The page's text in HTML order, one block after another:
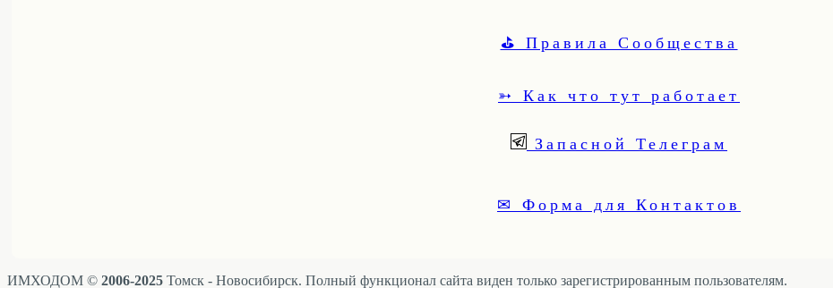
⛳ Правила Сообщества
➳ Как что тут работает
Запасной Телеграм
✉ Форма для Контактов
ИМХОДОМ © 2006-2025 Томск - Новосибирск. Полный функционал сайта виден только зарегистрированным пользователям.